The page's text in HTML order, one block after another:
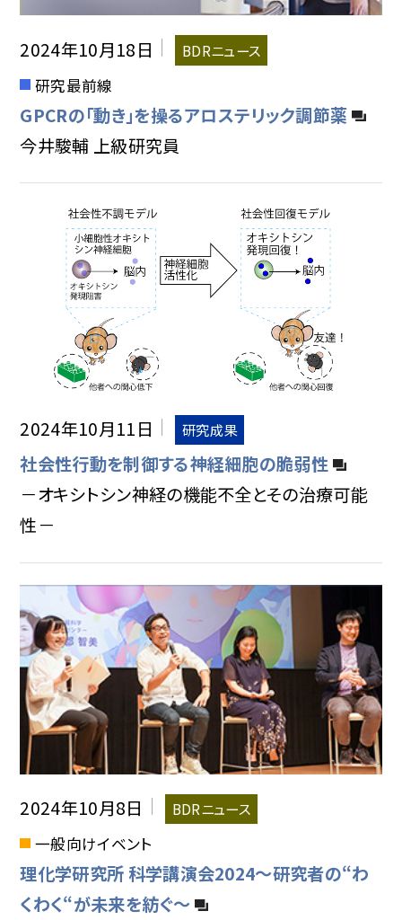
2024年10月18日 BDRニュース
研究最前線
GPCRの「動き」を操るアロステリック調節薬
今井駿輔 上級研究員
2024年10月11日 研究成果
社会性行動を制御する神経細胞の脆弱性
－オキシトシン神経の機能不全とその治療可能
性－
2024年10月8日 BDRニュース
一般向けイベント
理化学研究所 科学講演会2024～研究者の“わ
くわく“が未来を紡ぐ～